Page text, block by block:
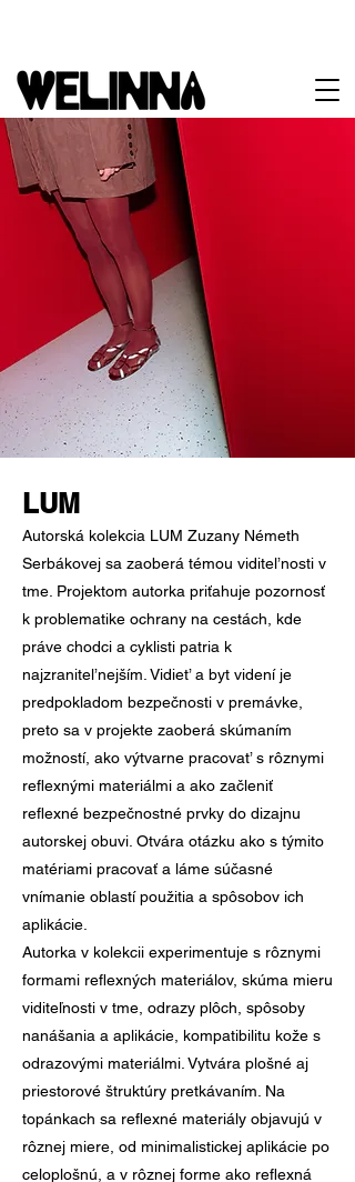
LUM
Autorská kolekcia LUM Zuzany Németh
Serbákovej sa zaoberá témou viditel’nosti v
tme. Projektom autorka priťahuje pozornosť
k problematike ochrany na cestách, kde
práve chodci a cyklisti patria k
najzranitel’nejším. Vidiet’ a byt videní je
predpokladom bezpečnosti v premávke,
preto sa v projekte zaoberá skúmaním
možností, ako výtvarne pracovat’ s rôznymi
reflexnými materiálmi a ako začleniť
reflexné bezpečnostné prvky do dizajnu
autorskej obuvi. Otvára otázku ako s týmito
matériami pracovať a láme súčasné
vnímanie oblastí použitia a spôsobov ich
aplikácie.
Autorka v kolekcii experimentuje s rôznymi
formami reflexných materiálov, skúma mieru
viditeľnosti v tme, odrazy plôch, spôsoby
nanášania a aplikácie, kompatibilitu kože s
odrazovými materiálmi. Vytvára plošné aj
priestorové štruktúry pretkávaním. Na
topánkach sa reflexné materiály objavujú v
rôznej miere, od minimalistickej aplikácie po
celoplošnú, a v rôznej forme ako reflexná